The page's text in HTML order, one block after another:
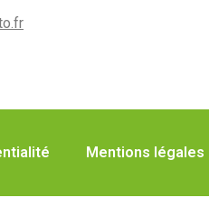
Mentions légales